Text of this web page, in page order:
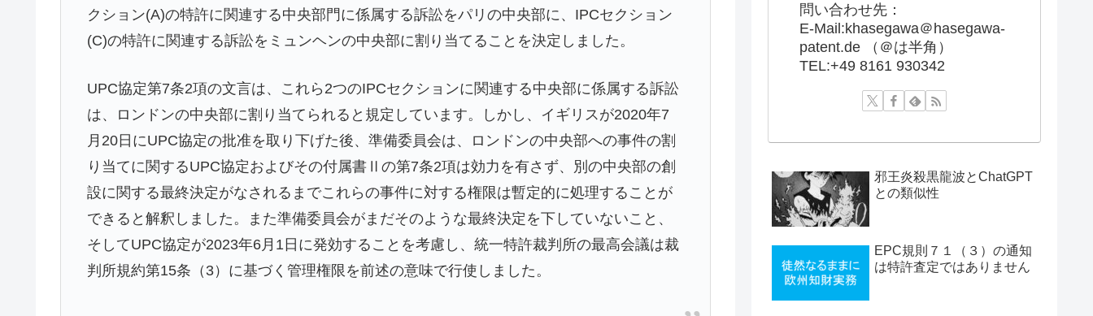
クション(A)の特許に関連する中央部門に係属する訴訟をパリの中央部に、IPCセクション
(C)の特許に関連する訴訟をミュンヘンの中央部に割り当てることを決定しました。
UPC協定第7条2項の文言は、これら2つのIPCセクションに関連する中央部に係属する訴訟
は、ロンドンの中央部に割り当てられると規定しています。しかし、イギリスが2020年7
月20日にUPC協定の批准を取り下げた後、準備委員会は、ロンドンの中央部への事件の割
り当てに関するUPC協定およびその付属書Ⅱの第7条2項は効力を有さず、別の中央部の創
設に関する最終決定がなされるまでこれらの事件に対する権限は暫定的に処理することが
できると解釈しました。また準備委員会がまだそのような最終決定を下していないこと、
そしてUPC協定が2023年6月1日に発効することを考慮し、統一特許裁判所の最高会議は裁
判所規約第15条（3）に基づく管理権限を前述の意味で行使しました。
問い合わせ先：
E-Mail:khasegawa＠hasegawa-
patent.de （＠は半角）
TEL:+49 8161 930342
邪王炎殺黒龍波とChatGPT
との類似性
EPC規則７１（３）の通知
は特許査定ではありません